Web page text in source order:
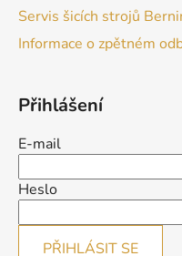
Servis šicích strojů
Informace o zpětném
Přihlášení
E-mail
Heslo
PŘIHLÁSIT SE